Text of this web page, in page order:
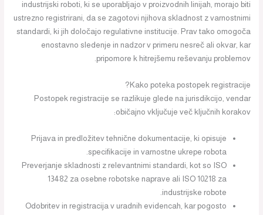
industrijski roboti, ki se uporabljajo v proizvodnih linijah, morajo biti
ustrezno registrirani, da se zagotovi njihova skladnost z varnostnimi
standardi, ki jih določajo regulativne institucije. Prav tako omogoča
enostavno sledenje in nadzor v primeru nesreč ali okvar, kar
pripomore k hitrejšemu reševanju problemov.
Kako poteka postopek registracije?
Postopek registracije se razlikuje glede na jurisdikcijo, vendar
običajno vključuje več ključnih korakov:
Prijava in predložitev tehnične dokumentacije, ki opisuje
specifikacije in varnostne ukrepe robota.
Preverjanje skladnosti z relevantnimi standardi, kot so ISO
13482 za osebne robotske naprave ali ISO 10218 za
industrijske robote.
Odobritev in registracija v uradnih evidencah, kar pogosto